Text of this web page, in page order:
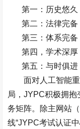
第一：历史悠久
第二：法律完备
第三：体系完备
第四，学术深厚
第五：与时俱进
面对人工智能
局，JYPC积极拥抱
务矩阵。除主网站（
线“JYPC考试认证